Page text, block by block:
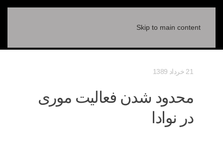
Skip to main content
21 خرداد 1389
محدود شدن فعالیت موری
در نوادا